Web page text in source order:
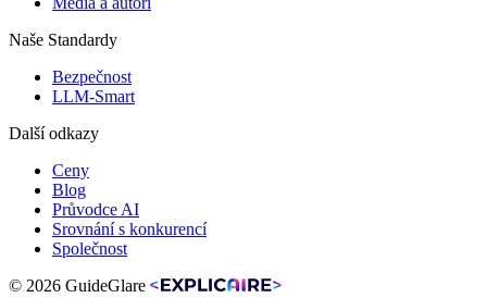
Naše Standardy
Bezpečnost
LLM-Smart
Další odkazy
Ceny
Blog
Průvodce AI
Srovnání s konkurencí
Společnost
© 2026 GuideGlare